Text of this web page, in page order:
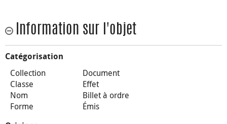
Information sur l'objet
Catégorisation
Collection
Document
Classe
Effet
Nom
Billet à ordre
Forme
Émis